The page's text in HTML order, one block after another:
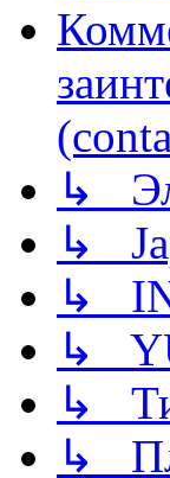
↳
↳
↳
↳
↳
↳